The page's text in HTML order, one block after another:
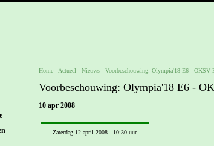
Home- Actueel - Nieuws- Voorbeschouwing: Olympia'18 E6 - OKSV
Voorbeschouwing: Olympia'18 E6 -
10 apr 2008
Zaterdag 12 april 2008 - 10:30 uur